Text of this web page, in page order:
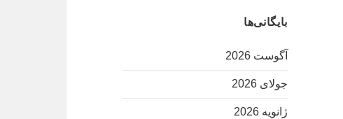
بایگانی‌ها
آگوست 2026
جولای 2026
ژانویه 2026